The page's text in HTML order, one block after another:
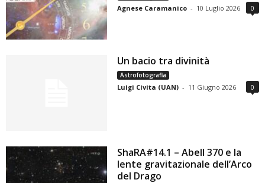
Agnese Caramanico - 10 Luglio 2026 0
Un bacio tra divinità
Astrofotografia
Luigi Civita (UAN) - 11 Giugno 2026 0
ShaRA#14.1 – Abell 370 e la
lente gravitazionale dell’Arco
del Drago